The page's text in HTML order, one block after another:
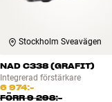
Stockholm Sveavägen
NAD C338 (GRAFIT)
Integrerad förstärkare
6 974:-
FÖRR9 298:-